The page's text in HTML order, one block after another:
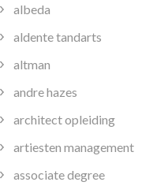
albeda
aldente tandarts
altman
andre hazes
architect opleiding
artiesten management
associate degree